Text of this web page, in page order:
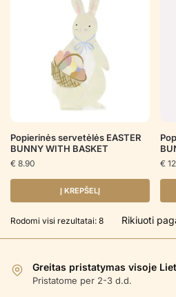
Popierinės servetėlės EASTER
BUNNY WITH BASKET
€ 8.90
Į KREPŠELĮ
€
Rodomi visi rezultatai: 8Rūšiuojama
Greitas pristatymas visoje
Pristatome per 2-3 d.d.